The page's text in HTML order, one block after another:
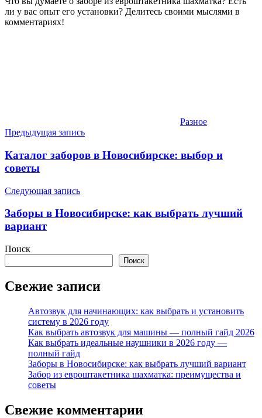
ли у вас опыт его установки? Делитесь своими мыслями в
комментариях!
Разное
Навигация
по
записям
Предыдущая запись
Каталог заборов в Новосибирске: выбор и
советы
Следующая запись
Заборы в Новосибирске: как выбрать лучший
вариант
Поиск
Поиск
Свежие записи
Автозвук для начинающих: как выбрать и установить
систему в 2026 году
Как выбрать автозвук для машины — полный гайд 2026
Как выбрать идеальные наушники в 2026 году —
полный гайд
Заборы в Новосибирске: как выбрать лучший вариант
Забор из евроштакетника шахматка: преимущества и
советы
Свежие комментарии